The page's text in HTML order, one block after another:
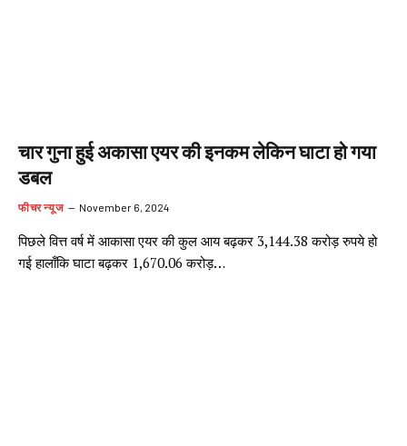
चार गुना हुई अकासा एयर की इनकम लेकिन घाटा हो गया
डबल
फीचर न्यूज November 6, 2024
पिछले वित्त वर्ष में आकासा एयर की कुल आय बढ़कर 3,144.38 करोड़ रुपये हो
गई हालाँकि घाटा बढ़कर 1,670.06 करोड़…